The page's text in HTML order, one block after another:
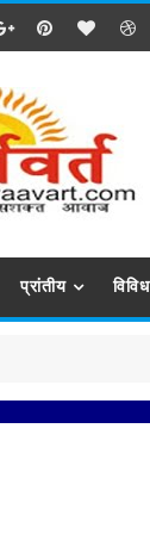
प्रांतीय विविध